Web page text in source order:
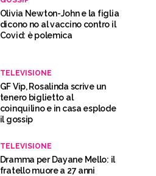
Olivia Newton-John e la figlia
dicono no al vaccino contro il
Covid: è polemica
TELEVISIONE
GF Vip, Rosalinda scrive un
tenero biglietto al
coinquilino e in casa esplode
il gossip
TELEVISIONE
Dramma per Dayane Mello: il
fratello muore a 27 anni